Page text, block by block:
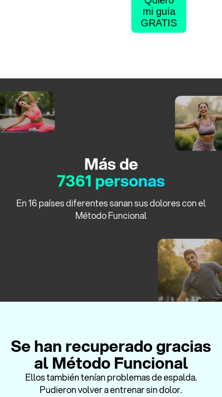
Más de
7361 personas
En 16 países diferentes sanan sus dolores con el
Método Funcional
Se han recuperado gracias
al Método Funcional
Ellos también tenían problemas de espalda.
Pudieron volver a entrenar sin dolor.